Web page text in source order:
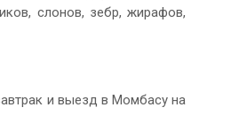
слонов, зебр, жирафов,
и выезд в Момбасу на